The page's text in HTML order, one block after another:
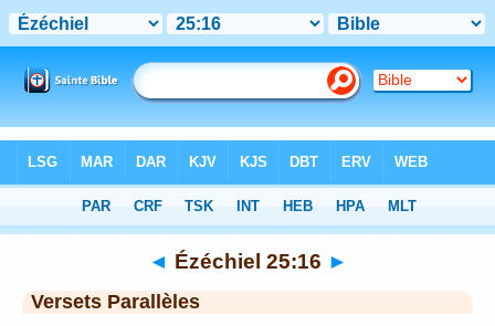
Chapitre 25> Verset 16
◄ Ézéchiel 25:16 ►
Versets Parallèles